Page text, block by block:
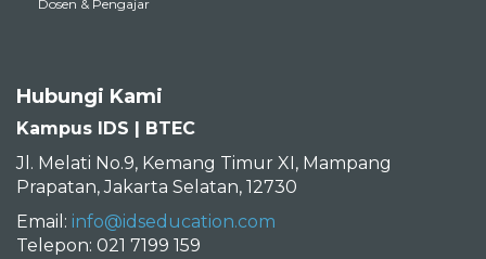
Dosen & Pengajar
Hubungi Kami
Kampus IDS | BTEC
Jl. Melati No.9, Kemang Timur XI, Mampang
Prapatan, Jakarta Selatan, 12730
Email: info@idseducation.com
Telepon: 021 7199 159